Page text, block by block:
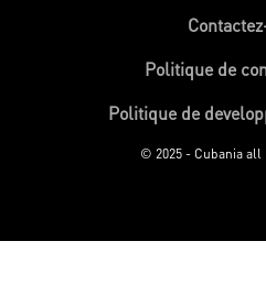
Politique de
Politique de
© 2025 - Cubania all